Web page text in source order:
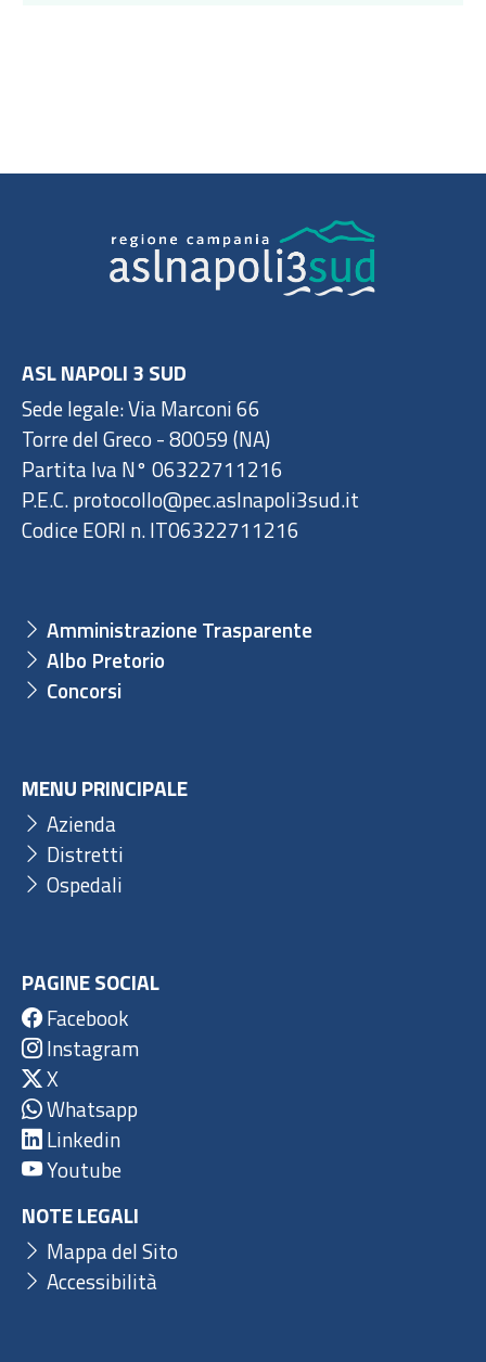
ASL NAPOLI 3 SUD
Sede legale: Via Marconi 66
Torre del Greco - 80059 (NA)
Partita Iva N° 06322711216
P.E.C. protocollo@pec.aslnapoli3sud.it
Codice EORI n. IT06322711216
Amministrazione Trasparente
Albo Pretorio
Concorsi
MENU PRINCIPALE
Azienda
Distretti
Ospedali
PAGINE SOCIAL
Facebook
Instagram
X
Whatsapp
Linkedin
Youtube
NOTE LEGALI
Mappa del Sito
Accessibilità